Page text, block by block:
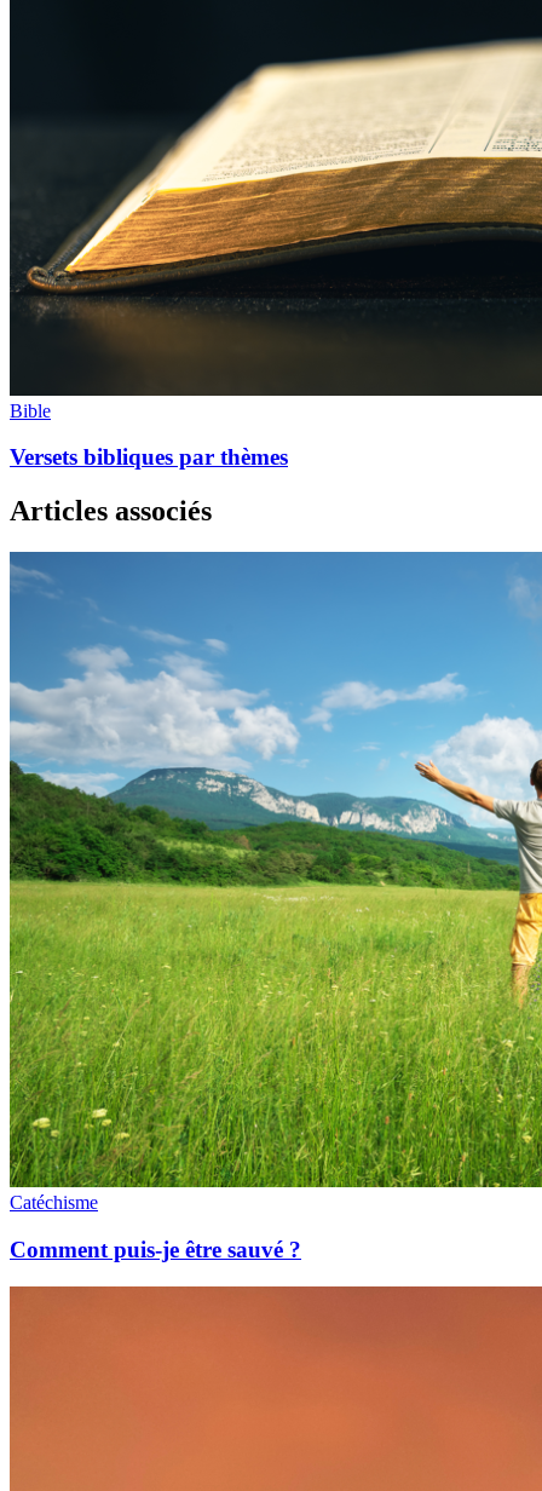
Bible
Versets bibliques par thèmes
Articles associés
Catéchisme
Comment puis-je être sauvé ?